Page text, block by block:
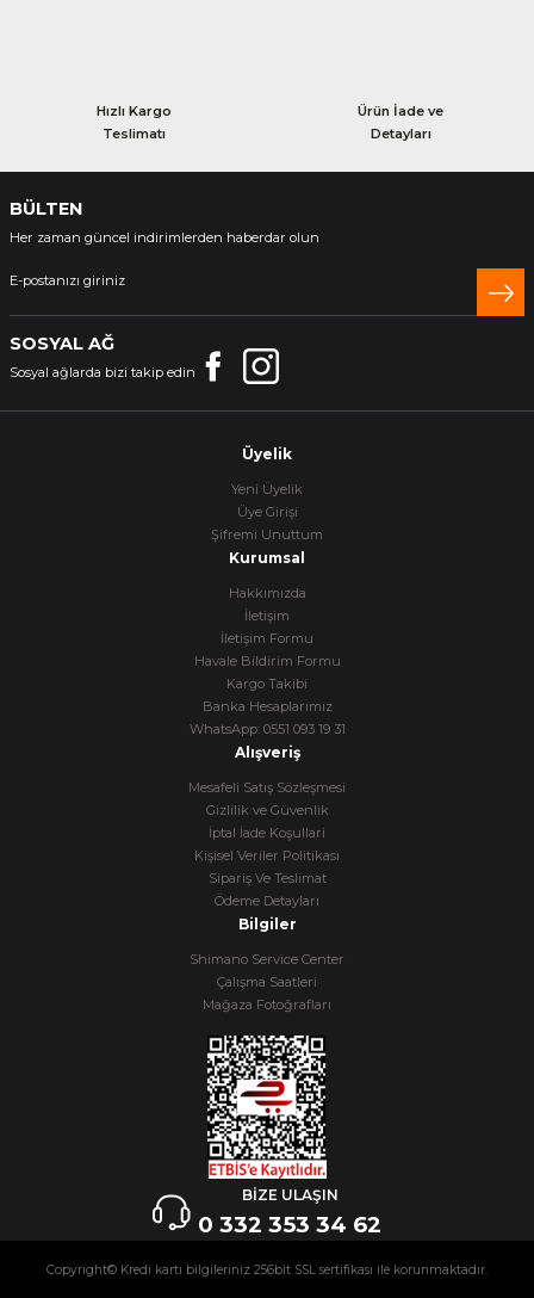
Hızlı Kargo
Teslimatı
Ürün İade ve
Detayları
BÜLTEN
Her zaman güncel indirimlerden haberdar olun
SOSYAL AĞ
Sosyal ağlarda bizi takip edin
Üyelik
Yeni Üyelik
Üye Girişi
Şifremi Unuttum
Kurumsal
Hakkımızda
İletişim
İletişim Formu
Havale Bildirim Formu
Kargo Takibi
Banka Hesaplarımız
WhatsApp: 0551 093 19 31
Alışveriş
Mesafeli Satış Sözleşmesi
Gizlilik ve Güvenlik
İptal İade Koşullari
Kişisel Veriler Politikası
Sipariş Ve Teslimat
Ödeme Detayları
Bilgiler
Shimano Service Center
Çalışma Saatleri
Mağaza Fotoğrafları
BİZE ULAŞIN
0 332 353 34 62
Copyright© Kredi kartı bilgileriniz 256bit SSL sertifikası ile korunmaktadır.